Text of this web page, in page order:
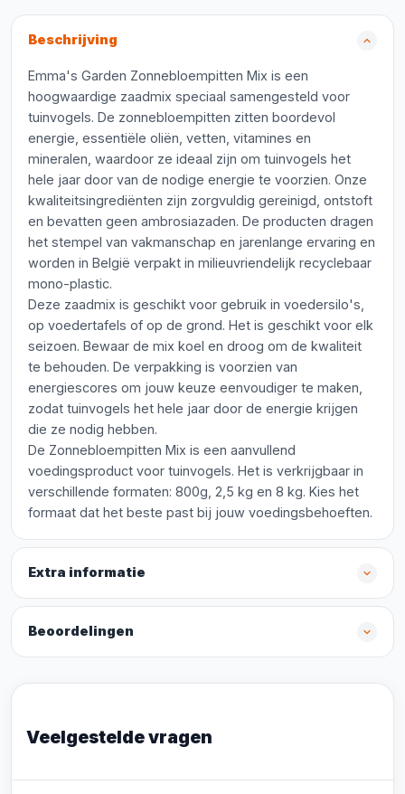
Beschrijving
Emma's Garden Zonnebloempitten Mix is een
hoogwaardige zaadmix speciaal samengesteld voor
tuinvogels. De zonnebloempitten zitten boordevol
energie, essentiële oliën, vetten, vitamines en
mineralen, waardoor ze ideaal zijn om tuinvogels het
hele jaar door van de nodige energie te voorzien. Onze
kwaliteitsingrediënten zijn zorgvuldig gereinigd, ontstoft
en bevatten geen ambrosiazaden. De producten dragen
het stempel van vakmanschap en jarenlange ervaring en
worden in België verpakt in milieuvriendelijk recyclebaar
mono-plastic.
Deze zaadmix is geschikt voor gebruik in voedersilo's,
op voedertafels of op de grond. Het is geschikt voor elk
seizoen. Bewaar de mix koel en droog om de kwaliteit
te behouden. De verpakking is voorzien van
energiescores om jouw keuze eenvoudiger te maken,
zodat tuinvogels het hele jaar door de energie krijgen
die ze nodig hebben.
De Zonnebloempitten Mix is een aanvullend
voedingsproduct voor tuinvogels. Het is verkrijgbaar in
verschillende formaten: 800g, 2,5 kg en 8 kg. Kies het
formaat dat het beste past bij jouw voedingsbehoeften.
Extra informatie
Beoordelingen
Veelgestelde vragen